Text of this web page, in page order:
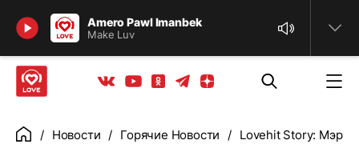
Amero Pawl Imanbek
Make Luv
Найти
Вконтакте
YoutubeОдноклассники
ТелеграмЯндекс дзен
ГлавнаяНовости Горячие Новости Lovehit Story: